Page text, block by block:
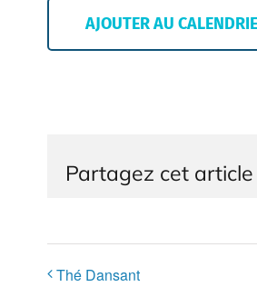
AJOUTER AU
Partagez cet article
Thé Dansant